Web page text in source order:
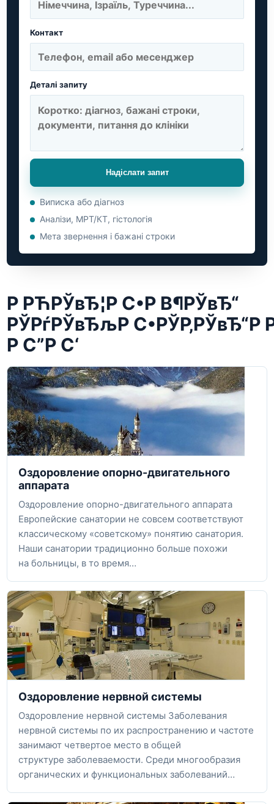
Контакт
Деталі запиту
Надіслати запит
Виписка або діагноз
Аналізи, МРТ/КТ, гістологія
Мета звернення і бажані строки
Р РЋРЎвЂ¦Р С•Р В¶РЎвЂ“
РЎРѓРЎвЂљР С•РЎР‚РЎвЂ“Р
Р С”Р С‘
Оздоровление опорно-двигательного
аппарата
Оздоровление опорно-двигательного аппарата
Европейские санатории не совсем соответствуют
классическому «советскому» понятию санатория.
Наши санатории традиционно больше похожи
на больницы, в то время…
Оздоровление нервной системы
Оздоровление нервной системы Заболевания
нервной системы по их распространению и частоте
занимают четвертое место в общей
структуре заболеваемости. Среди многообразия
органических и функциональных заболеваний…